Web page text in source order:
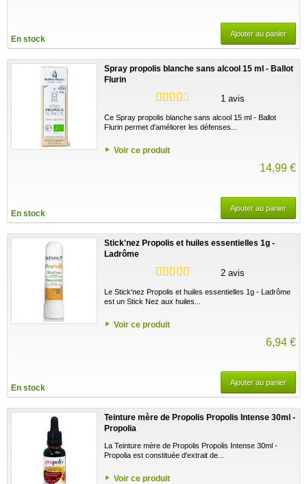
En stock
Ajouter au panier
Spray propolis blanche sans alcool 15 ml - Ballot
Flurin
1 avis
Ce Spray propolis blanche sans alcool 15 ml - Ballot
Flurin permet d'améliorer les défenses...
Voir ce produit
14,99 €
En stock
Ajouter au panier
Stick'nez Propolis et huiles essentielles 1g -
Ladrôme
2 avis
Le Stick'nez Propolis et huiles essentielles 1g - Ladrôme
est un Stick Nez aux huiles...
Voir ce produit
6,94 €
En stock
Ajouter au panier
Teinture mère de Propolis Propolis Intense 30ml -
Propolia
La Teinture mère de Propolis Propolis Intense 30ml -
Propolia est constituée d'extrait de...
Voir ce produit